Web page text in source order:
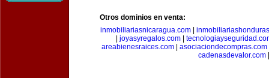
Otros dominios en venta:
inmobiliariasnicaragua.com|
joyasyregalos.com
areabienesraices.com| asociaciondecompras.com
cadenasdevalor.com|